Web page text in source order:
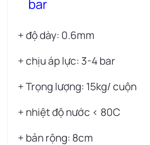
bar
+ độ dày: 0.6mm
+ chịu áp lực: 3-4 bar
+ Trọng lượng: 15kg/ cuộn
+ nhiệt độ nước < 80C
+ bản rộng: 8cm